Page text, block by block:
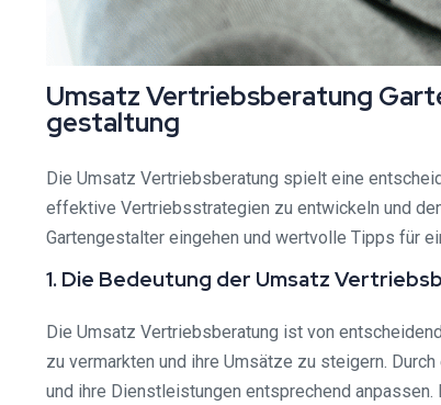
Umsatz Vertriebsberatung
gestaltung
Die Umsatz Vertriebsberatung spielt eine
effektive Vertriebsstrategien zu entwickeln und
Gartengestalter eingehen und wertvolle Tipps für
1. Die Bedeutung der Umsatz
Die Umsatz Vertriebsberatung ist von
zu vermarkten und ihre Umsätze zu steigern.
und ihre Dienstleistungen entsprechend